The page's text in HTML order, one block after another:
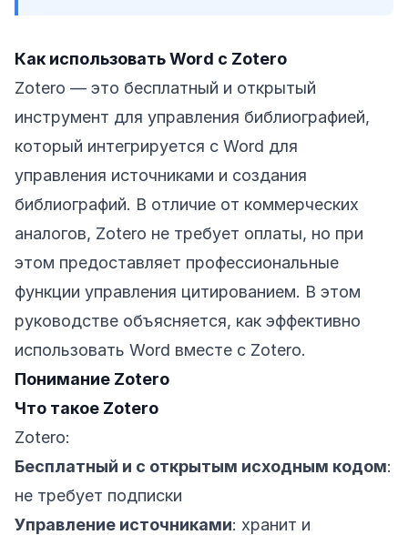
Как использовать Word с Zotero
Zotero — это бесплатный и открытый
инструмент для управления библиографией,
который интегрируется с Word для
управления источниками и создания
библиографий. В отличие от коммерческих
аналогов, Zotero не требует оплаты, но при
этом предоставляет профессиональные
функции управления цитированием. В этом
руководстве объясняется, как эффективно
использовать Word вместе с Zotero.
Понимание Zotero
Что такое Zotero
Zotero:
Бесплатный и с открытым исходным кодом:
не требует подписки
Управление источниками: хранит и